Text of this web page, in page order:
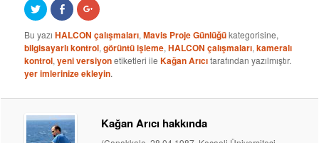
Twitter
üzerinde
paylaşmak
için
tıklayın
(Yeni
pencerede
açılır)
Facebook
üzerinde
paylaş
(Yeni
pencerede
açılır)
Google+
üzerinde
için
tıklayın
(Yeni
pencerede
açılır)
Bu yazıHALCON çalışmaları,Mavis Proje Günlüğükategorisine,
bilgisayarlı kontrol,görüntü işleme,HALCON çalışmaları,kameralı
kontrol,yeni versiyonetiketleri ileKağan Arıcıtarafından yazılmıştır.
yer imlerinize ekleyin.
Kağan Arıcı hakkında